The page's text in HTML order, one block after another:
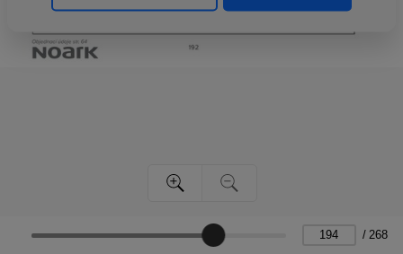
/ 268